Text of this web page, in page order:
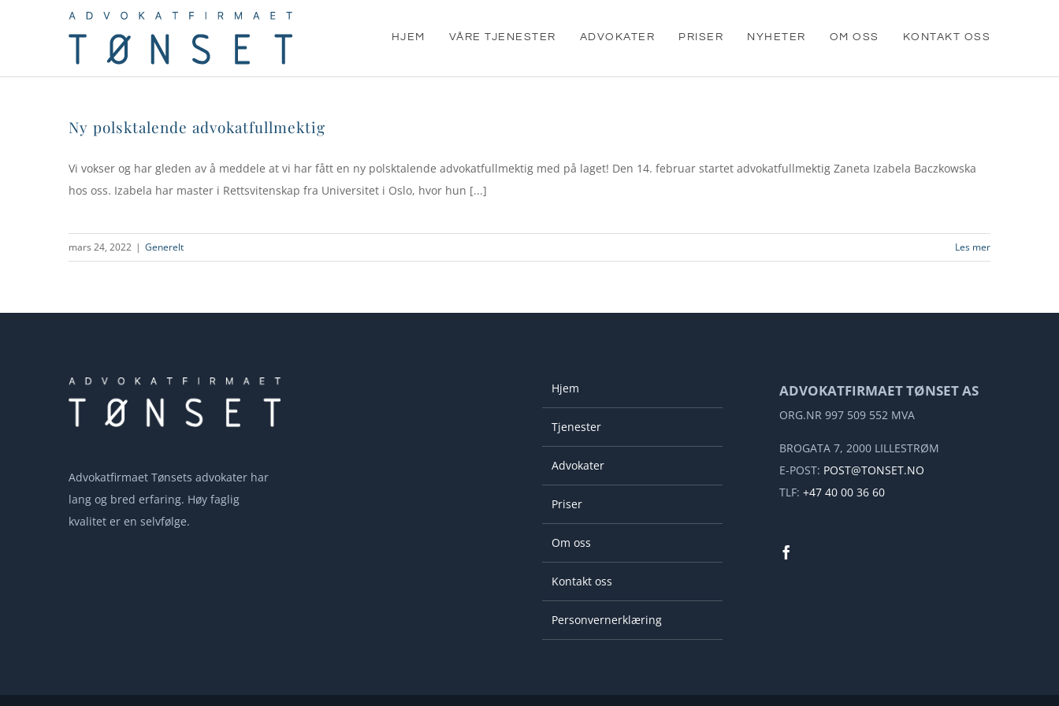
HJEM VÅRE TJENESTER ADVOKATER PRISER NYHETER OM OSS KONTAKT OSS
Ny polsktalende advokatfullmektig
Vi vokser og har gleden av å meddele at vi har fått en ny polsktalende advokatfullmektig med på laget! Den 14. februar startet advokatfullmektig Zaneta Izabela Baczkowska
hos oss. Izabela har master i Rettsvitenskap fra Universitet i Oslo, hvor hun [...]
mars 24, 2022 | Generelt Les mer
Advokatfirmaet Tønsets advokater har
lang og bred erfaring. Høy faglig
kvalitet er en selvfølge.
Hjem
Tjenester
Advokater
Priser
Om oss
Kontakt oss
Personvernerklæring
ADVOKATFIRMAET TØNSET AS
ORG.NR 997 509 552 MVA
BROGATA 7, 2000 LILLESTRØM
E-POST: POST@TONSET.NO
TLF: +47 40 00 36 60